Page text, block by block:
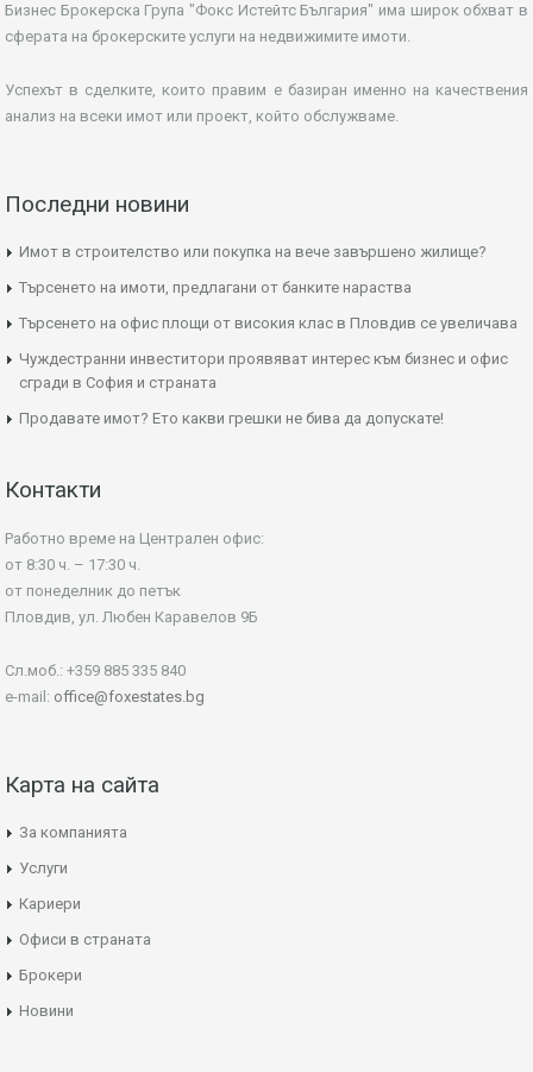
Бизнес Брокерска Група "Фокс Истейтс България" има широк обхват в
сферата на брокерските услуги на недвижимите имоти.
Успехът в сделките, които правим е базиран именно на качествения
анализ на всеки имот или проект, който обслужваме.
Последни новини
Имот в строителство или покупка на вече завършено жилище?
Търсенето на имоти, предлагани от банките нараства
Търсенето на офис площи от високия клас в Пловдив се увеличава
Чуждестранни инвеститори проявяват интерес към бизнес и офис
сгради в София и страната
Продавате имот? Ето какви грешки не бива да допускате!
Контакти
Работно време на Централен офис:
от 8:30 ч. – 17:30 ч.
от понеделник до петък
Пловдив, ул. Любен Каравелов 9Б
Сл.моб.: +359 885 335 840
e-mail: office@foxestates.bg
Карта на сайта
За компанията
Услуги
Кариери
Офиси в страната
Брокери
Новини